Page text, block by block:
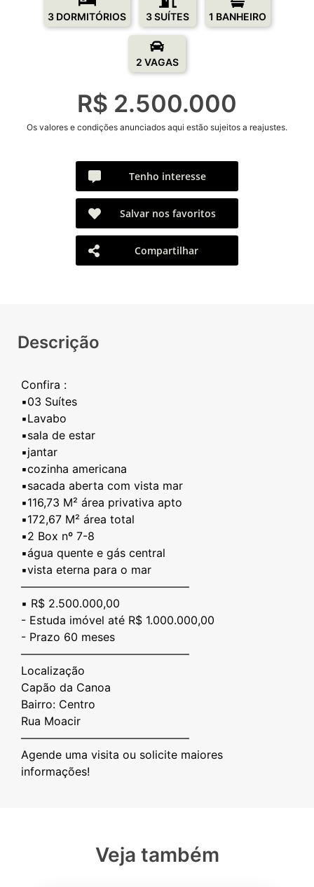
3 DORMITÓRIOS 3 SUÍTES 1 BANHEIRO
2 VAGAS
R$ 2.500.000
Os valores e condições anunciados aqui estão sujeitos a reajustes.
Tenho interesse
Salvar nos favoritos
Compartilhar
Descrição
Confira :
▪️03 Suítes
▪️Lavabo
▪️sala de estar
▪️jantar
▪️cozinha americana
▪️sacada aberta com vista mar
▪️116,73 M² área privativa apto
▪️172,67 M² área total
▪️2 Box nº 7-8
▪️água quente e gás central
▪️vista eterna para o mar
———————————————
▪️ R$ 2.500.000,00
- Estuda imóvel até R$ 1.000.000,00
- ⁠Prazo 60 meses
⁠———————————————
Localização
Capão da Canoa
Bairro: Centro
Rua Moacir
———————————————
Agende uma visita ou solicite maiores
Veja também